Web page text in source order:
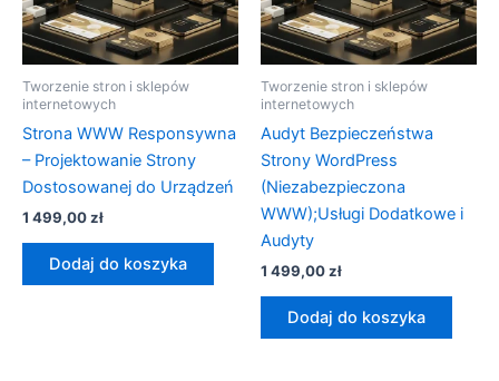
Tworzenie stron i sklepów
internetowych
Strona WWW Responsywna
– Projektowanie Strony
Dostosowanej do Urządzeń
1 499,00zł
Dodaj do koszyka
Tworzenie stron i sklepów
internetowych
Audyt Bezpieczeństwa
Strony WordPress
(Niezabezpieczona
WWW);Usługi Dodatkowe i
Audyty
1 499,00zł
Dodaj do koszyka